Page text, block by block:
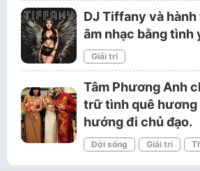
DJ Tiffany và hành
âm nhạc bằng tình
Giải trí
Tâm Phương Anh
trữ tình quê hương
hướng đi chủ đạo.
Đời sống Giải trí